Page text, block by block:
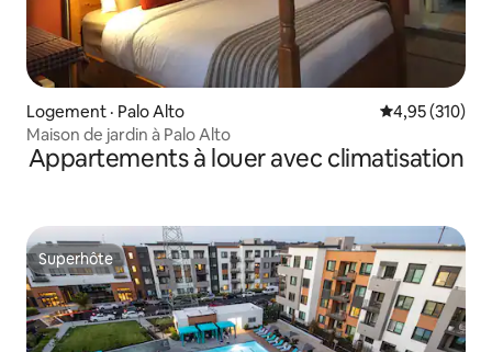
Logement · Palo Alto Note
4,95 (310)
Maison de jardin à Palo Alto
Appartements à louer avec climatisation
Superhôte
Superhôte